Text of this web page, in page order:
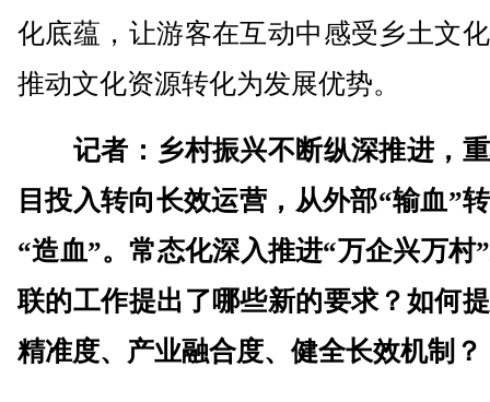
化底蕴，让游客在互动中感受乡土文
推动文化资源转化为发展优势。
记者：乡村振兴不断纵深推进，
目投入转向长效运营，从外部“输血”
“造血”。常态化深入推进“万企兴万村
联的工作提出了哪些新的要求？如何
精准度、产业融合度、健全长效机制？